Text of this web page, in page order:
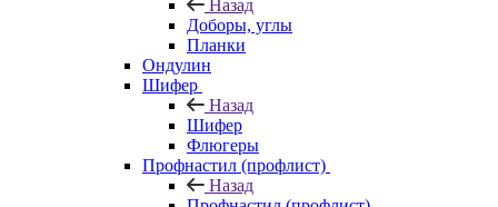
Назад
Доборы, углы
Планки
Ондулин
Шифер
Назад
Шифер
Флюгеры
Профнастил (профлист)
Назад